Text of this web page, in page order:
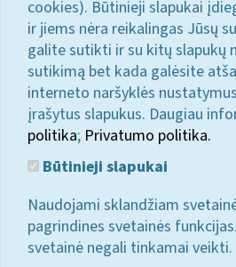
cookies). Būtinieji slapukai
ir jiems nėra reikalingas Jūsų
galite sutikti ir su kitų slapukų
sutikimą bet kada galėsite
interneto naršyklės
įrašytus slapukus. Daugiau
politika; Privatumo politika.
Būtinieji slapukai
Naudojami sklandžiam
pagrindines svetainės
svetainė negali tinkamai veikti.